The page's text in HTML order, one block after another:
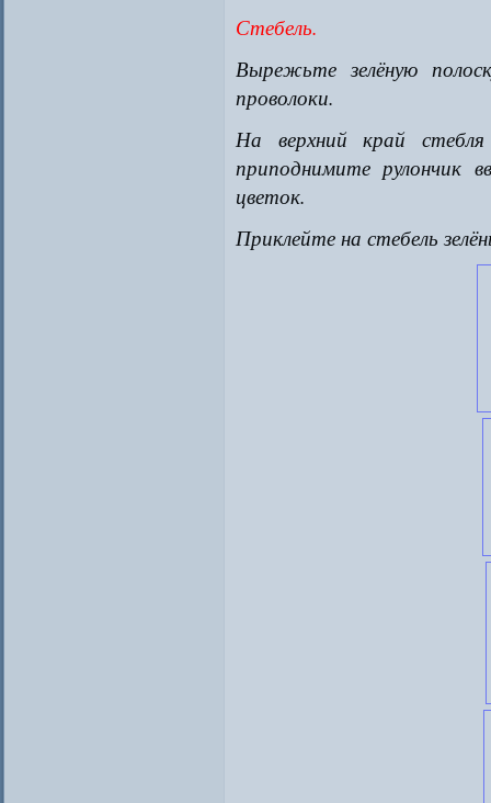
Стебель.
Вырежьте зелёную
проволоки.
На верхний край
приподнимите рулончик
цветок.
Приклейте на стебель